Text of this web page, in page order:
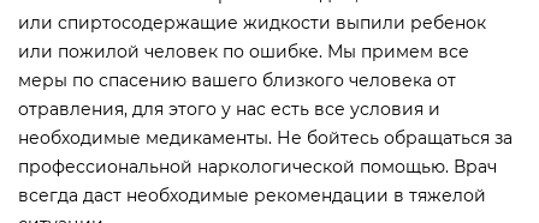
или спиртосодержащие жидкости выпили ребенок
или пожилой человек по ошибке. Мы примем все
меры по спасению вашего близкого человека от
отравления, для этого у нас есть все условия и
необходимые медикаменты. Не бойтесь обращаться за
профессиональной наркологической помощью. Врач
всегда даст необходимые рекомендации в тяжелой